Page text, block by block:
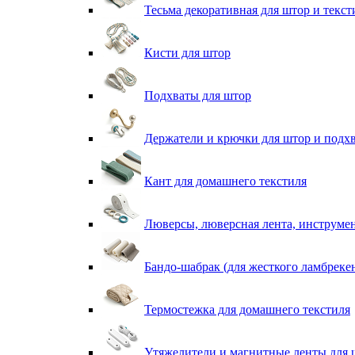
Тесьма декоративная для штор и
Кисти для штор
Подхваты для штор
Держатели и крючки для штор и
Кант для домашнего текстиля
Люверсы, люверсная лента,
Бандо-шабрак (для жесткого
Термостежка для домашнего текстиля
Утяжелители и магнитные ленты для